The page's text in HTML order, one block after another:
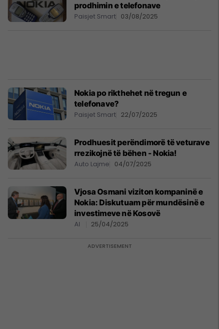
prodhimin e telefonave
Paisjet Smart 03/08/2025
Nokia po rikthehet në tregun e
telefonave?
Paisjet Smart 22/07/2025
Prodhuesit perëndimorë të veturave
rrezikojnë të bëhen - Nokia!
Auto Lajme 04/07/2025
Vjosa Osmani viziton kompaninë e
Nokia: Diskutuam për mundësinë e
investimeve në Kosovë
AI 25/04/2025